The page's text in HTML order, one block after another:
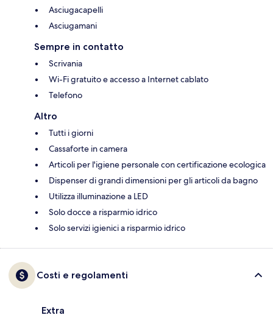
Asciugacapelli
Asciugamani
Sempre in contatto
Scrivania
Wi-Fi gratuito e accesso a Internet cablato
Telefono
Altro
Tutti i giorni
Cassaforte in camera
Articoli per l'igiene personale con certificazione ecologica
Dispenser di grandi dimensioni per gli articoli da bagno
Utilizza illuminazione a LED
Solo docce a risparmio idrico
Solo servizi igienici a risparmio idrico
Costi e regolamenti
Extra